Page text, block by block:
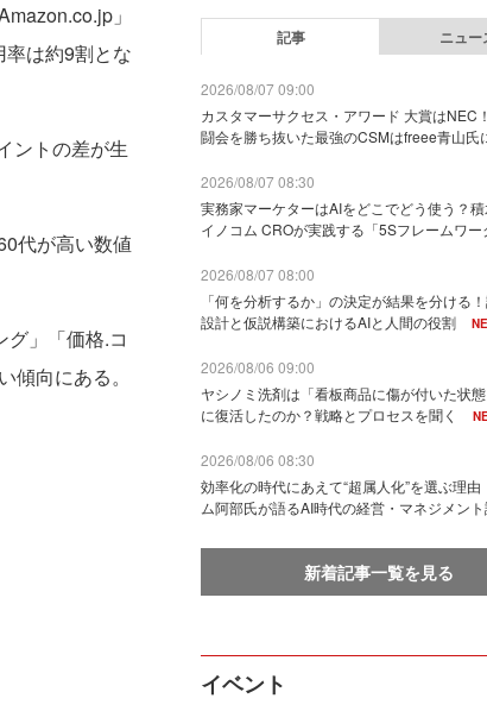
」
は約9割とな
ントの差が生
代が高い数値
」「価格.コ
向にある。
記事 ニュー
2026/08/07 09:00
カスタマーサクセス・アワード 大賞はNEC
闘会を勝ち抜いた最強のCSMはfreee青山氏
2026/08/07 08:30
実務家マーケターはAIをどこでどう使う？積
イノコム CROが実践する「5Sフレームワー
2026/08/07 08:00
「何を分析するか」の決定が結果を分ける
設計と仮説構築におけるAIと人間の役割
2026/08/06 09:00
ヤシノミ洗剤は「看板商品に傷が付いた状
に復活したのか？戦略とプロセスを聞く
2026/08/06 08:30
効率化の時代にあえて“超属人化”を選ぶ理
ム阿部氏が語るAI時代の経営・マネジメン
新着記事一覧を見る
イベント